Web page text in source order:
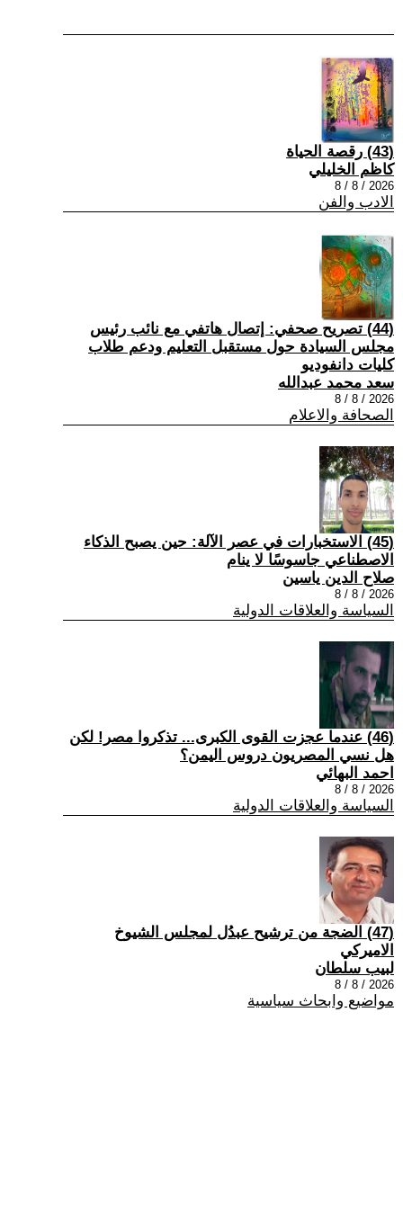
(43) رقصة الحياة
كاظم الخليلي
2026 / 8 / 8
الادب والفن
(44) تصريح صحفي: إتصال هاتفي مع نائب رئيس
مجلس السيادة حول مستقبل التعليم ودعم طلاب
كليات دانفوديو
سعد محمد عبدالله
2026 / 8 / 8
الصحافة والاعلام
(45) الاستخبارات في عصر الآلة: حين يصبح الذكاء
الاصطناعي جاسوسًا لا ينام
صلاح الدين ياسين
2026 / 8 / 8
السياسة والعلاقات الدولية
(46) عندما عجزت القوى الكبرى... تذكروا مصر! لكن
هل نسي المصريون دروس اليمن؟
احمد البهائي
2026 / 8 / 8
السياسة والعلاقات الدولية
(47) الضجة من ترشيح عبدُل لمجلس الشيوخ
الاميركي
لبيب سلطان
2026 / 8 / 8
مواضيع وابحاث سياسية